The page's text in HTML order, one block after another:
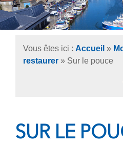
Vous êtes ici : Accueil »
restaurer » Sur le pouce
SUR LE